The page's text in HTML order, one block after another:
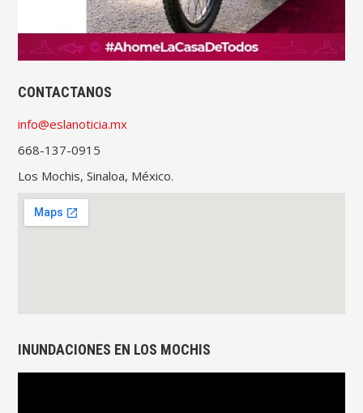
CONTACTANOS
info@eslanoticia.mx
668-137-0915
Los Mochis, Sinaloa, México.
INUNDACIONES EN LOS MOCHIS